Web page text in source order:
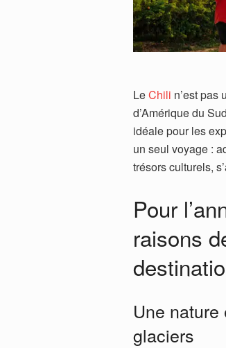
LeChili n’est pas
d’Amérique du
idéale pour les
un seul voyage :
trésors culturels,
Pour
raisons
Une
glaciers